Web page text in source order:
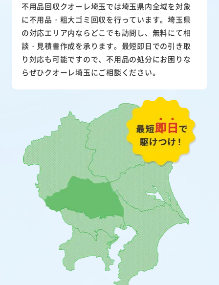
不用品回収クオーレ埼玉では埼玉県内全域を対象
に不用品・粗大ゴミ回収を行っています。埼玉県
の対応エリア内ならどこでも訪問し、無料にて相
談・見積書作成を承ります。最短即日での引き取
り対応も可能ですので、不用品の処分にお困りな
らぜひクオーレ埼玉にご相談ください。